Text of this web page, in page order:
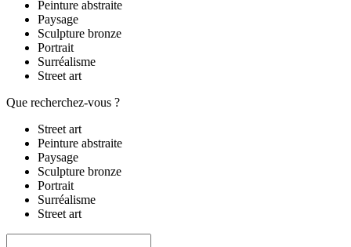
Peinture abstraite
Paysage
Sculpture bronze
Portrait
Surréalisme
Street art
Que recherchez-vous ?
Street art
Peinture abstraite
Paysage
Sculpture bronze
Portrait
Surréalisme
Street art